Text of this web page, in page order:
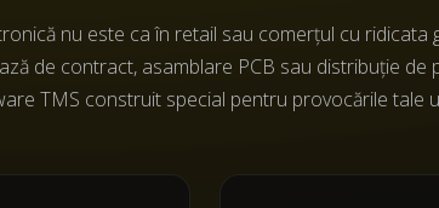
nu este ca în retail sau comerțul cu ridicata
de contract, asamblare PCB sau distribuție de
TMS construit special pentru provocările tale